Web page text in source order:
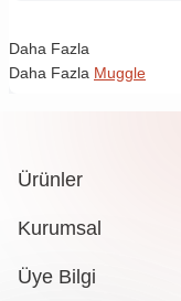
Daha Fazla
Daha Fazla Muggle
Ürünler
Kurumsal
Üye Bilgi